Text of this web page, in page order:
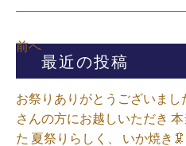
前へ
最近の投稿
お祭りありがとうございまし
さんの方にお越しいただき
た 夏祭りらしく、 いか焼き